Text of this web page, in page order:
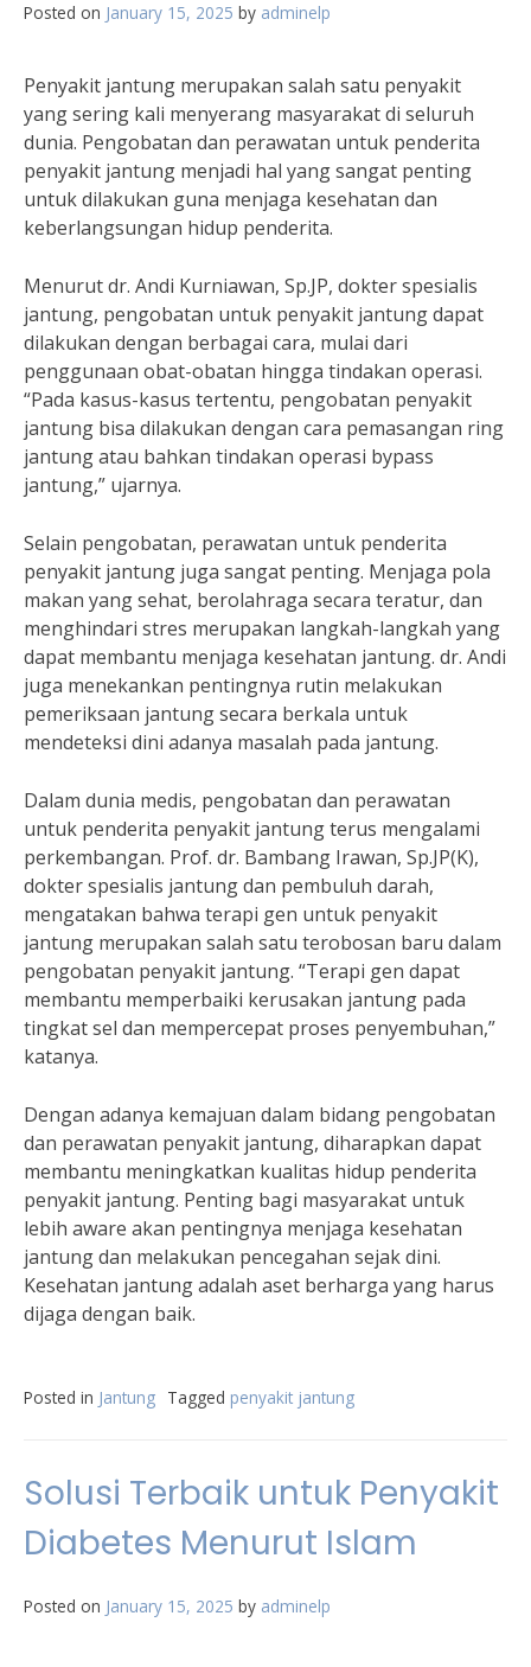
Posted on January 15, 2025 by adminelp
Penyakit jantung merupakan salah satu penyakit
yang sering kali menyerang masyarakat di seluruh
dunia. Pengobatan dan perawatan untuk penderita
penyakit jantung menjadi hal yang sangat penting
untuk dilakukan guna menjaga kesehatan dan
keberlangsungan hidup penderita.
Menurut dr. Andi Kurniawan, Sp.JP, dokter spesialis
jantung, pengobatan untuk penyakit jantung dapat
dilakukan dengan berbagai cara, mulai dari
penggunaan obat-obatan hingga tindakan operasi.
“Pada kasus-kasus tertentu, pengobatan penyakit
jantung bisa dilakukan dengan cara pemasangan ring
jantung atau bahkan tindakan operasi bypass
jantung,” ujarnya.
Selain pengobatan, perawatan untuk penderita
penyakit jantung juga sangat penting. Menjaga pola
makan yang sehat, berolahraga secara teratur, dan
menghindari stres merupakan langkah-langkah yang
dapat membantu menjaga kesehatan jantung. dr. Andi
juga menekankan pentingnya rutin melakukan
pemeriksaan jantung secara berkala untuk
mendeteksi dini adanya masalah pada jantung.
Dalam dunia medis, pengobatan dan perawatan
untuk penderita penyakit jantung terus mengalami
perkembangan. Prof. dr. Bambang Irawan, Sp.JP(K),
dokter spesialis jantung dan pembuluh darah,
mengatakan bahwa terapi gen untuk penyakit
jantung merupakan salah satu terobosan baru dalam
pengobatan penyakit jantung. “Terapi gen dapat
membantu memperbaiki kerusakan jantung pada
tingkat sel dan mempercepat proses penyembuhan,”
katanya.
Dengan adanya kemajuan dalam bidang pengobatan
dan perawatan penyakit jantung, diharapkan dapat
membantu meningkatkan kualitas hidup penderita
penyakit jantung. Penting bagi masyarakat untuk
lebih aware akan pentingnya menjaga kesehatan
jantung dan melakukan pencegahan sejak dini.
Kesehatan jantung adalah aset berharga yang harus
dijaga dengan baik.
Posted in Jantung Tagged penyakit jantung
Solusi Terbaik untuk Penyakit
Diabetes Menurut Islam
Posted on January 15, 2025 by adminelp